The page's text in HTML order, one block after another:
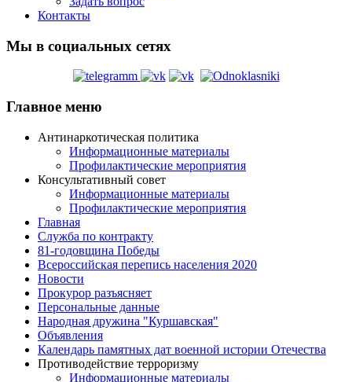
Контакты
Мы в социальных сетях
Главное меню
Антинаркотическая политика
Информационные материалы
Профилактические мероприятия
Консультативный совет
Информационные материалы
Профилактические мероприятия
Главная
Служба по контракту
81-годовщина Победы
Всероссийская перепись населения 2020
Новости
Прокурор разъясняет
Персональные данные
Народная дружина "Куршавская"
Объявления
Календарь памятных дат военной истории Отечества
Противодействие терроризму
Информационные материалы